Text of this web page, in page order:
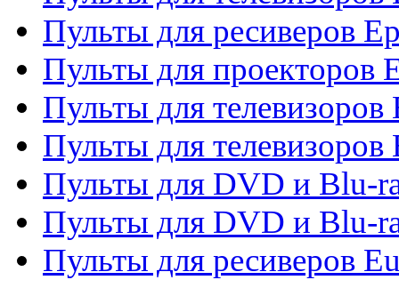
Пульты для ресиверов
Пульты для проекторов
Пульты для телевизоров
Пульты для телевизоров
Пульты для DVD и Blu-
Пульты для DVD и Blu-
Пульты для ресиверов